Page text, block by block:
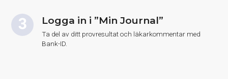
Logga in i ”Min Journal”
Ta del av ditt provresultat och läkarkommentar med
Bank-ID.